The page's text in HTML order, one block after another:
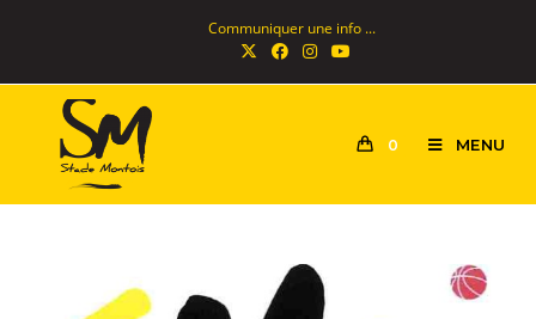
Communiquer une info ...
0 MENU